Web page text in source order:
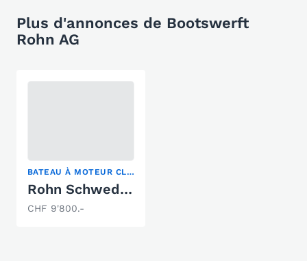
Plus d'annonces de Bootswerft
Rohn AG
BATEAU À MOTEUR CLASSIQUE
Rohn Schwedenboot 520
CHF 9'800.-